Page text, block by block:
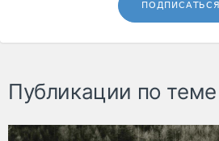
ПОДПИСАТЬСЯ
Публикации по теме